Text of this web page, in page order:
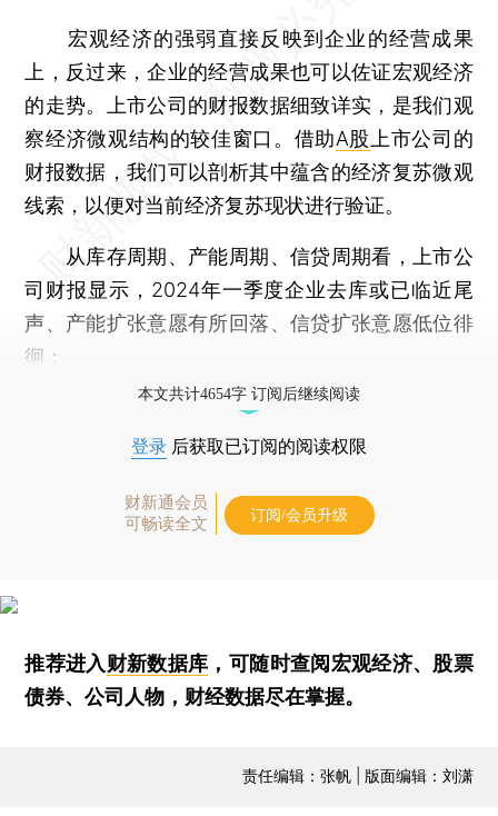
宏观经济的强弱直接反映到企业的经营成果
上，反过来，企业的经营成果也可以佐证宏观经济
的走势。上市公司的财报数据细致详实，是我们观
察经济微观结构的较佳窗口。借助A股 上市公司的
财报数据，我们可以剖析其中蕴含的经济复苏微观
线索，以便对当前经济复苏现状进行验证。
从库存周期、产能周期、信贷周期看，上市公
司财报显示，2024年一季度企业去库或已临近尾
声、产能扩张意愿有所回落、信贷扩张意愿低位徘
徊：
本文共计4654字 订阅后继续阅读
登录 后获取已订阅的阅读权限
财新通会员
可畅读全文
订阅/会员升级
推荐进入财新数据库 ，可随时查阅宏观经济、股票
债券、公司人物，财经数据尽在掌握。
责任编辑：张帆 | 版面编辑：刘潇